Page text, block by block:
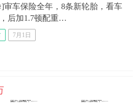
审车保险全年，8条新轮胎，看车
后加1.7顿配重…
7月1日